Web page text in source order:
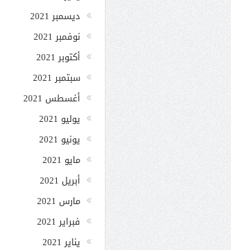
ديسمبر 2021
نوفمبر 2021
أكتوبر 2021
سبتمبر 2021
أغسطس 2021
يوليو 2021
يونيو 2021
مايو 2021
أبريل 2021
مارس 2021
فبراير 2021
يناير 2021